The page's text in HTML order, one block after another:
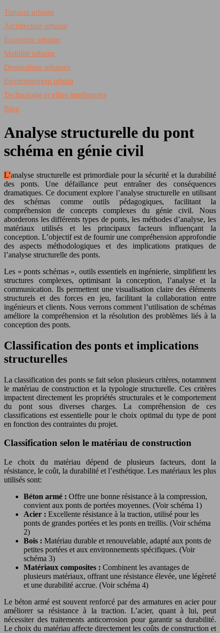
Travaux urbains
Architecture urbaine
Économie urbaine
Mobilité urbaine
Destinations urbaines
Environnement urbain
Technologie et villes intelligentes
Blog
Analyse structurelle du pont
schéma en génie civil
L’analyse structurelle est primordiale pour la sécurité et la durabilité
des ponts. Une défaillance peut entraîner des conséquences
dramatiques. Ce document explore l’analyse structurelle en utilisant
des schémas comme outils pédagogiques, facilitant la
compréhension de concepts complexes du génie civil. Nous
aborderons les différents types de ponts, les méthodes d’analyse, les
matériaux utilisés et les principaux facteurs influençant la
conception. L’objectif est de fournir une compréhension approfondie
des aspects méthodologiques et des implications pratiques de
l’analyse structurelle des ponts.
Les « ponts schémas », outils essentiels en ingénierie, simplifient les
structures complexes, optimisant la conception, l’analyse et la
communication. Ils permettent une visualisation claire des éléments
structurels et des forces en jeu, facilitant la collaboration entre
ingénieurs et clients. Nous verrons comment l’utilisation de schémas
améliore la compréhension et la résolution des problèmes liés à la
conception des ponts.
Classification des ponts et implications
structurelles
La classification des ponts se fait selon plusieurs critères, notamment
le matériau de construction et la typologie structurelle. Ces critères
impactent directement les propriétés structurales et le comportement
du pont sous diverses charges. La compréhension de ces
classifications est essentielle pour le choix optimal du type de pont
en fonction des contraintes du projet.
Classification selon le matériau de construction
Le choix du matériau dépend de plusieurs facteurs, dont la
résistance, le coût, la durabilité et l’esthétique. Les matériaux les plus
utilisés sont:
Béton armé : Offre une bonne résistance à la compression,
convient aux ponts de portées moyennes. (Voir schéma 1)
Acier : Excellente résistance à la traction, utilisé pour les
ponts de grandes portées et les ponts en treillis. (Voir schéma
2)
Bois : Matériau durable et renouvelable, adapté aux ponts de
petites portées et aux environnements spécifiques. (Voir
schéma 3)
Matériaux composites : Combinent les avantages de
plusieurs matériaux, offrant une résistance élevée, une légèreté
et une durabilité accrue. (Voir schéma 4)
Le béton armé est souvent renforcé par des armatures en acier pour
améliorer sa résistance à la traction. L’acier, quant à lui, peut
nécessiter des traitements anticorrosion pour garantir sa durabilité.
Le choix du matériau affecte directement les coûts de construction et